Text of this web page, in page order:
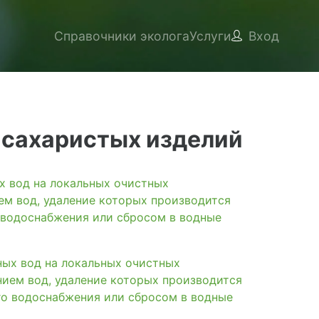
Справочники экологаУслуги Вход
изделий
на локальных очистных
вод, удаление которых производится
или сбросом в водные
вод на локальных очистных
вод, удаление которых производится
водоснабжения или сбросом в водные